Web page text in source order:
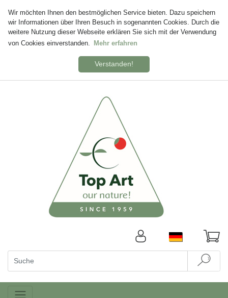
Wir möchten Ihnen den bestmöglichen Service bieten. Dazu speichern
wir Informationen über Ihren Besuch in sogenannten Cookies. Durch die
weitere Nutzung dieser Webseite erklären Sie sich mit der Verwendung
von Cookies einverstanden.
Mehr erfahren
Verstanden!